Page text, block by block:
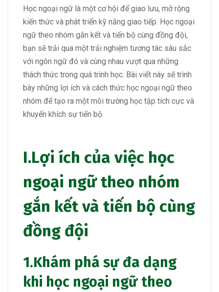
Học ngoại ngữ là một cơ hội để giao lưu, mở rộng
kiến thức và phát triển kỹ năng giao tiếp. Học ngoại
ngữ theo nhóm gắn kết và tiến bộ cùng đồng đội,
bạn sẽ trải qua một trải nghiệm tương tác sâu sắc
với ngôn ngữ đó và cùng nhau vượt qua những
thách thức trong quá trình học. Bài viết này sẽ trình
bày những lợi ích và cách thức học ngoại ngữ theo
nhóm để tạo ra một môi trường học tập tích cực và
khuyến khích sự tiến bộ.
I.Lợi ích của việc học
ngoại ngữ theo nhóm
gắn kết và tiến bộ cùng
đồng đội
1.Khám phá sự đa dạng
khi học ngoại ngữ theo